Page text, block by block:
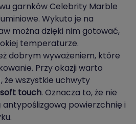
garnków Celebrity Marble
Wykuto je na
można dzięki nim gotować,
temperaturze.
dobrym wyważeniem, które
Przy okazji warto
wszystkie uchwyty
soft touch. Oznacza to, że nie
antypoślizgową powierzchnię i